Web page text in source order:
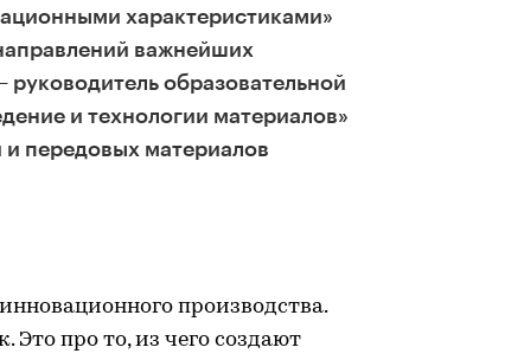
характеристиками»
важнейших
образовательной
и технологии материалов»
и передовых материалов
производства.
Это про то, из чего создают